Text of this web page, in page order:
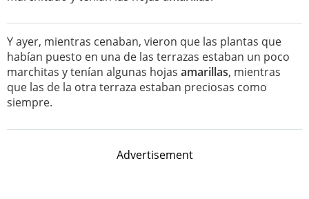
Y ayer, mientras cenaban, vieron que las plantas que
habían puesto en una de las terrazas estaban un poco
marchitas y tenían algunas hojas amarillas, mientras
que las de la otra terraza estaban preciosas como
siempre.
Advertisement